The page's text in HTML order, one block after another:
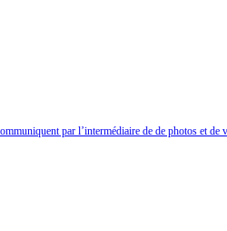
par l’intermédiaire de de photos et de